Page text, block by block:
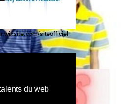
siteofficiel
du web